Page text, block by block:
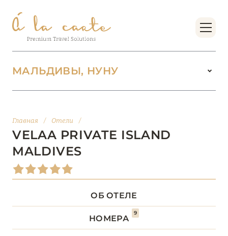
МАЛЬДИВЫ, НУНУ
АДДУ
АТОЛЛ РАА
ВААВУ
Главная / Отели /
VELAA PRIVATE ISLAND
MALDIVES
ОБ ОТЕЛЕ
НОМЕРА
9